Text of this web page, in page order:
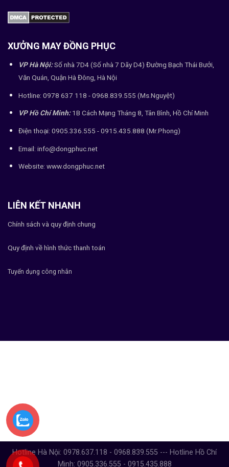
XƯỞNG MAY ĐỒNG PHỤC
VP Hà Nội:Số nhà 7D4 (Số nhà 7 Dãy D4) Đường Bạch Thái Bưởi,
Văn Quán, Quận Hà Đông, Hà Nội
Hotline: 0978 637 118 - 0968.839.555 (Ms.Nguyệt)
VP Hồ Chí Minh:1B Cách Mạng Tháng 8, Tân Bình, Hồ Chí Minh
Điện thoại: 0905.336.555 - 0915.435.888 (Mr.Phong)
Email: info@dongphuc.net
Website: www.dongphuc.net
LIÊN KẾT NHANH
Chính sách và quy định chung
Quy định về hình thức thanh toán
Tuyển dụng công nhân
Hotline Hà Nội: 0978.637.118 - 0968.839.555 --- Hotline Hồ Chí
Minh: 0905.336.555 - 0915.435.888